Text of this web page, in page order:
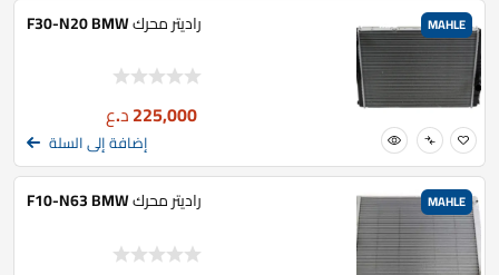
MAHLE راديتر محرك F30-N20 BMW
225,000د.ع
إضافة إلى السلة
MAHLE راديتر محرك F10-N63 BMW